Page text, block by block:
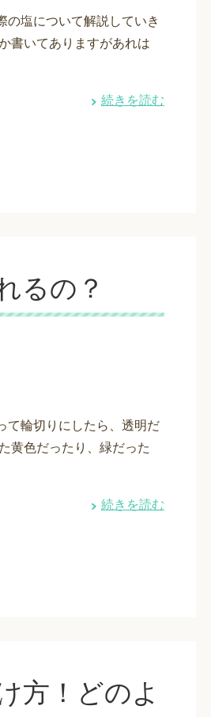
の塩について解説していき
書いてありますがあれは
続きを読む
るの？
て輪切りにしたら、透明だ
黄色だったり、緑だった
続きを読む
方！どのよ